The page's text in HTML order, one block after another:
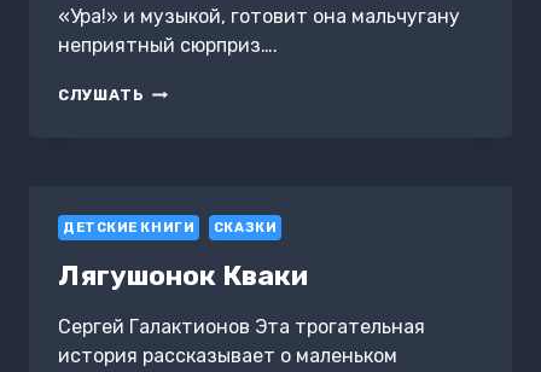
«Ура!» и музыкой, готовит она мальчугану
неприятный сюрприз….
СЛУШАТЬ ДЕМОНСТРАЦИЯ
ДЕТСКИЕ КНИГИ СКАЗКИ
Лягушонок Кваки
Сергей Галактионов Эта трогательная
история рассказывает о маленьком